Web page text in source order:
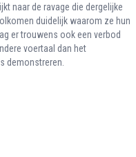
naar de ravage die dergelijke
duidelijk waarom ze hun
er trouwens ook een verbod
voertaal dan het
demonstreren.